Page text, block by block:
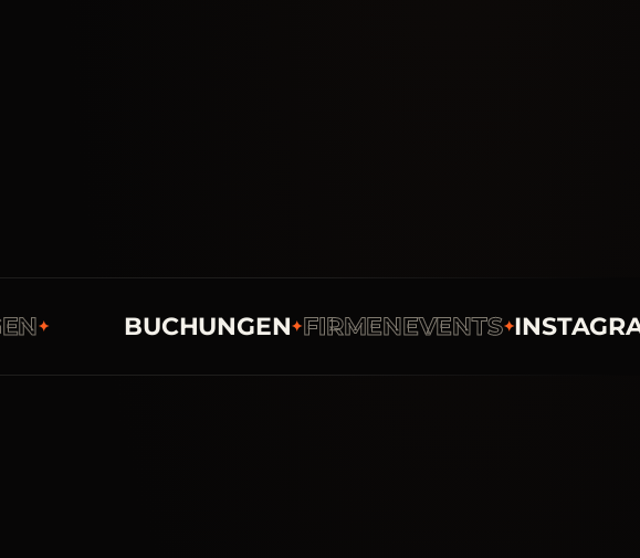
BUCHUNGEN✦FIRMENEVENTS ✦INSTAGRAM✦